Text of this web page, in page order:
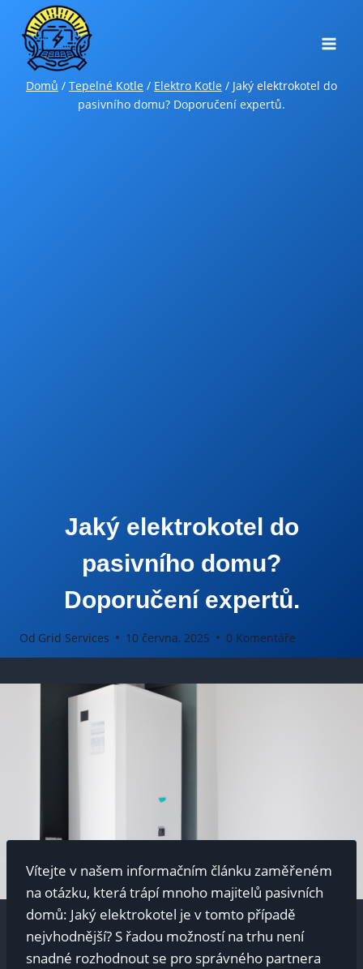
Přeskočit
obsah
Domů / Tepelné Kotle / Elektro Kotle / Jaký elektrokotel do
pasivního domu? Doporučení expertů.
Jaký elektrokotel do
pasivního domu?
Doporučení expertů.
Od Grid Services 10 června, 2025 0 Komentáře
Vítejte v našem informačním článku zaměřeném
na otázku, která trápí mnoho majitelů pasivních
domů: Jaký elektrokotel je v tomto případě
nejvhodnější? S řadou možností na trhu není
snadné rozhodnout se pro správného partnera